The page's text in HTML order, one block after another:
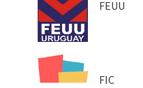
FEUU
FIC